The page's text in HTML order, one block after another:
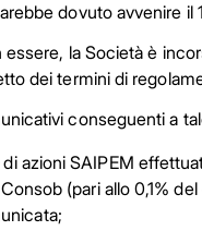
dovuto avvenire il
essere, la Società è
dei termini di
conseguenti a
di azioni SAIPEM
(pari allo 0,1%